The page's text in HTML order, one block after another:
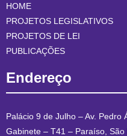
HOME
PROJETOS LEGISLATIVOS
PROJETOS DE LEI
PUBLICAÇÕES
Endereço
Palácio 9 de Julho – Av. Pedro
Gabinete – T41 – Paraíso, São